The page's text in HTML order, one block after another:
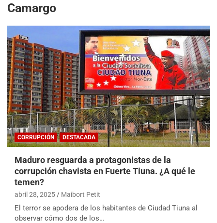
Camargo
CORRUPCIÓN DESTACADA
Maduro resguarda a protagonistas de la
corrupción chavista en Fuerte Tiuna. ¿A qué le
temen?
abril 28, 2025 Maibort Petit
El terror se apodera de los habitantes de Ciudad Tiuna al
observar cómo dos de los…